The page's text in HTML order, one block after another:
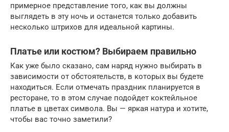
примерное представление того, как вы должны
выглядеть в эту ночь и останется только добавить
несколько штрихов для идеальной картины.
Платье или костюм? Выбираем правильно
Как уже было сказано, сам наряд нужно выбирать в
зависимости от обстоятельств, в которых вы будете
находиться. Если отмечать праздник планируется в
ресторане, то в этом случае подойдет коктейльное
платье в цветах символа. Вы — яркая натура и хотите,
чтобы вас точно заметили?